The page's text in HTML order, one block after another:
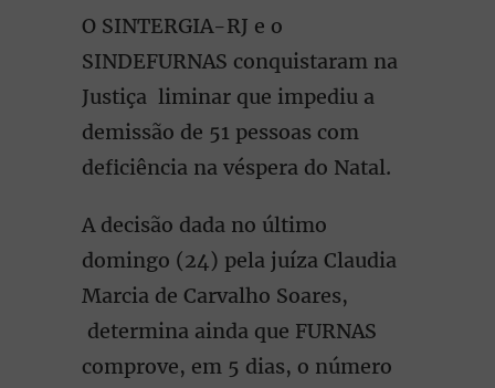
O SINTERGIA-RJ e o
SINDEFURNAS conquistaram na
Justiça liminar que impediu a
demissão de 51 pessoas com
deficiência na véspera do Natal.
A decisão dada no último
domingo (24) pela juíza Claudia
Marcia de Carvalho Soares,
determina ainda que FURNAS
comprove, em 5 dias, o número